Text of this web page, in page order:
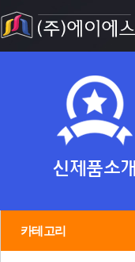
신제품소개
카테고리